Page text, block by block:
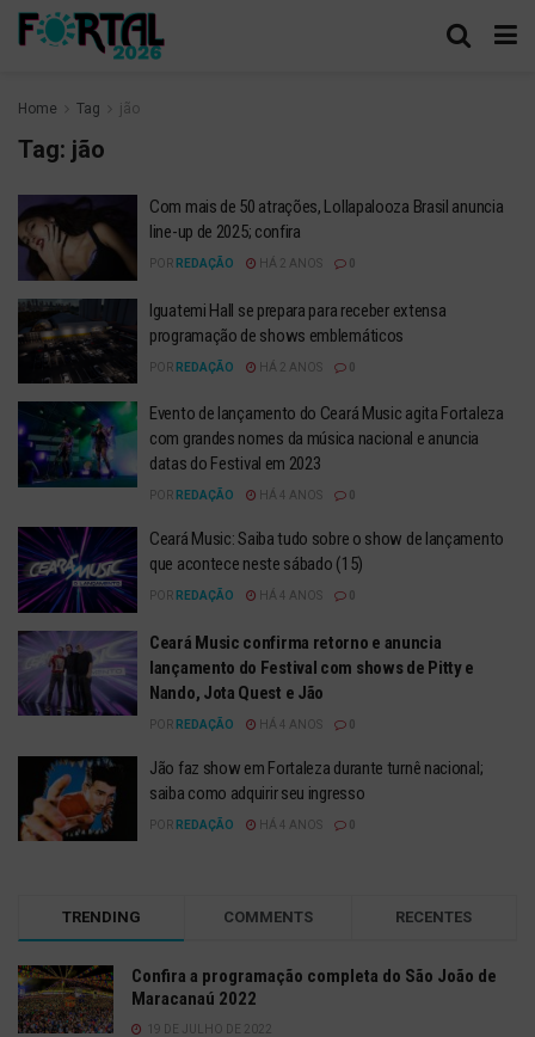
Home Tag jão
Tag: jão
Com mais de 50 atrações, Lollapalooza Brasil anuncia
line-up de 2025; confira
POR REDAÇÃO HÁ 2 ANOS
Iguatemi Hall se prepara para receber extensa
programação de shows emblemáticos
POR REDAÇÃO HÁ 2 ANOS
Evento de lançamento do Ceará Music agita Fortaleza
com grandes nomes da música nacional e anuncia
datas do Festival em 2023
POR REDAÇÃO HÁ 4 ANOS
Ceará Music: Saiba tudo sobre o show de lançamento
que acontece neste sábado (15)
POR REDAÇÃO HÁ 4 ANOS
Ceará Music confirma retorno e anuncia
lançamento do Festival com shows de Pitty e
Nando, Jota Quest e Jão
POR REDAÇÃO HÁ 4 ANOS
Jão faz show em Fortaleza durante turnê nacional;
saiba como adquirir seu ingresso
POR REDAÇÃO HÁ 4 ANOS
TRENDING COMMENTS RECENTES
Confira a programação completa do São João de
Maracanaú 2022
19 DE JULHO DE 2022